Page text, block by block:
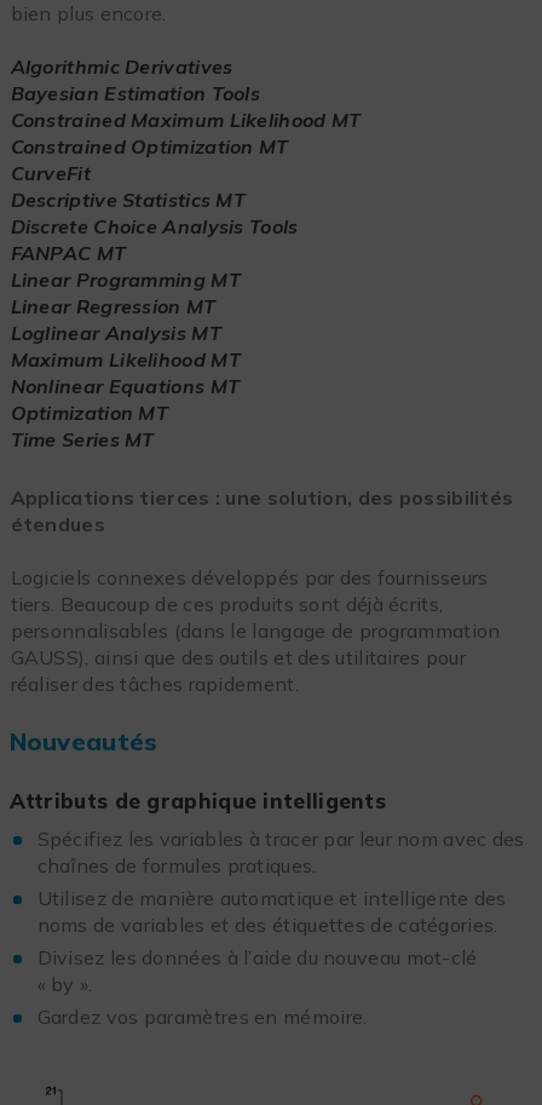
bien plus encore.
Algorithmic Derivatives
Bayesian Estimation Tools
Constrained Maximum Likelihood MT
Constrained Optimization MT
CurveFit
Descriptive Statistics MT
Discrete Choice Analysis Tools
FANPAC MT
Linear Programming MT
Linear Regression MT
Loglinear Analysis MT
Maximum Likelihood MT
Nonlinear Equations MT
Optimization MT
Time Series MT
Applications tierces : une solution, des possibilités
étendues
Logiciels connexes développés par des fournisseurs
tiers. Beaucoup de ces produits sont déjà écrits,
personnalisables (dans le langage de programmation
GAUSS), ainsi que des outils et des utilitaires pour
réaliser des tâches rapidement.
Nouveautés
Attributs de graphique intelligents
Spécifiez les variables à tracer par leur nom avec des
chaînes de formules pratiques.
Utilisez de manière automatique et intelligente des
noms de variables et des étiquettes de catégories.
Divisez les données à l’aide du nouveau mot-clé
« by ».
Gardez vos paramètres en mémoire.